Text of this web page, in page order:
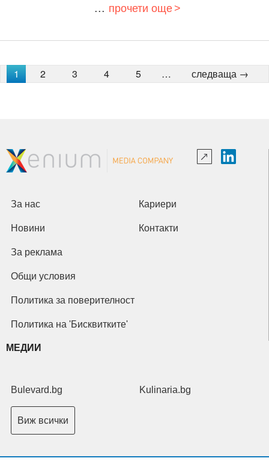
... прочети още
1 2 3 4 5 … следваща →
За нас Кариери
Новини Контакти
За реклама
Общи условия
Политика за поверителност
Политика на 'Бисквитките'
МЕДИИ
Bulevard.bg Kulinaria.bg
Виж всички